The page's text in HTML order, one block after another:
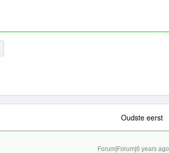
Oudste eerst
Forum|Forum|6 years ago